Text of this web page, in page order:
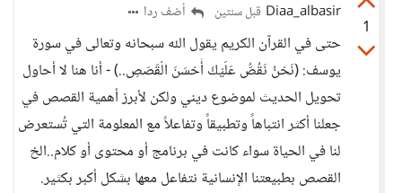
1
Diaa_albasir قبل سنتين أضف ردا
حتى في القرآن الكريم يقول الله سبحانه وتعالى في سورة
يوسف: (نَحْنُ نَقُصُّ عَلَيْكَ أَحْسَنَ الْقَصَصِ..) - أنا هنا لا أحاول
تحويل الحديث لموضوع ديني ولكن لأبرز أهمية القصص في
جعلنا أكثر انتباهاً وتطبيقاً وتفاعلاً مع المعلومة التي تُستعرض
لنا في الحياة سواء كانت في برنامج أو محتوى أو كلام..الخ
القصص بطبيعتنا الإنسانية نتفاعل معها بشكل أكبر بكثير.